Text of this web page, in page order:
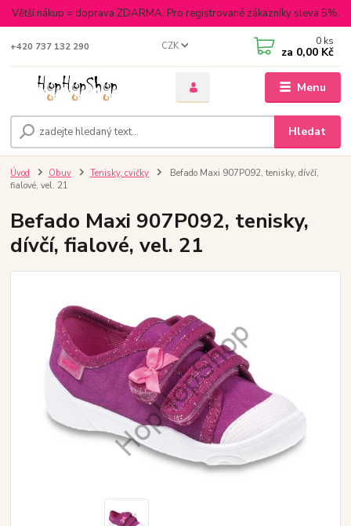
Větší nákup = doprava ZDARMA. Pro registrované zákazníky sleva 5%.
Menu
CZK
Hledat
+420 737 132 290 0 ks
za 0,00 Kč
Úvod Obuv Tenisky, cvičky
Befado Maxi 907P092, tenisky, dívčí,
fialové, vel. 21
Befado Maxi 907P092, tenisky,
dívčí, fialové, vel. 21